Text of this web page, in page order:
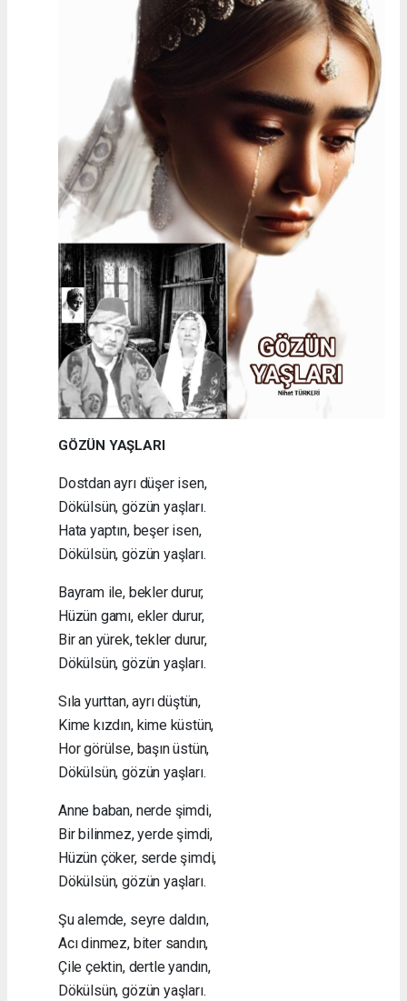
GÖZÜN YAŞLARI
Dostdan ayrı düşer isen,
Dökülsün, gözün yaşları.
Hata yaptın, beşer isen,
Dökülsün, gözün yaşları.
Bayram ile, bekler durur,
Hüzün gamı, ekler durur,
Bir an yürek, tekler durur,
Dökülsün, gözün yaşları.
Sıla yurttan, ayrı düştün,
Kime kızdın, kime küstün,
Hor görülse, başın üstün,
Dökülsün, gözün yaşları.
Anne baban, nerde şimdi,
Bir bilinmez, yerde şimdi,
Hüzün çöker, serde şimdi,
Dökülsün, gözün yaşları.
Şu alemde, seyre daldın,
Acı dinmez, biter sandın,
Çile çektin, dertle yandın,
Dökülsün, gözün yaşları.